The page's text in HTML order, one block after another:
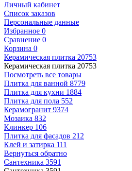
Личный кабинет
Список заказов
Персональные данные
Избранное 0
Сравнение 0
Корзина 0
Керамическая плитка 20753
Керамическая плитка 20753
Посмотреть все товары
Плитка для ванной 8779
Плитка для кухни 1884
Плитка для пола 552
Керамогранит 9374
Мозаика 832
Клинкер 106
Плитка для фасадов 212
Клей и затирка 111
Вернуться обратно
Сантехника 3591